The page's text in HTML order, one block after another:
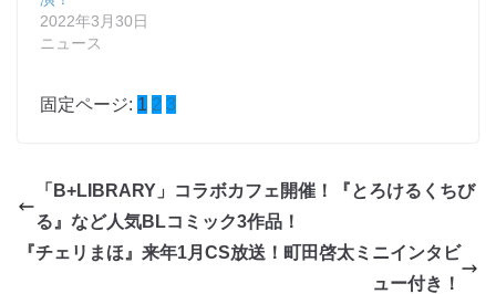
2022年3月30日
ニュース
固定ページ: 1 2 3
「B+LIBRARY」コラボカフェ開催！『とろけるくちび
る』など人気BLコミック3作品！
『チェリまほ』来年1月CS放送！町田啓太ミニインタビ
ュー付き！